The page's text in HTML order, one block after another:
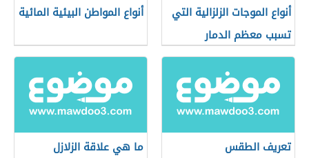
أنواع الموجات الزلزالية التي
تسبب معظم الدمار
أنواع المواطن البيئية المائية
تعريف الطقس
ما هي علاقة الزلازل